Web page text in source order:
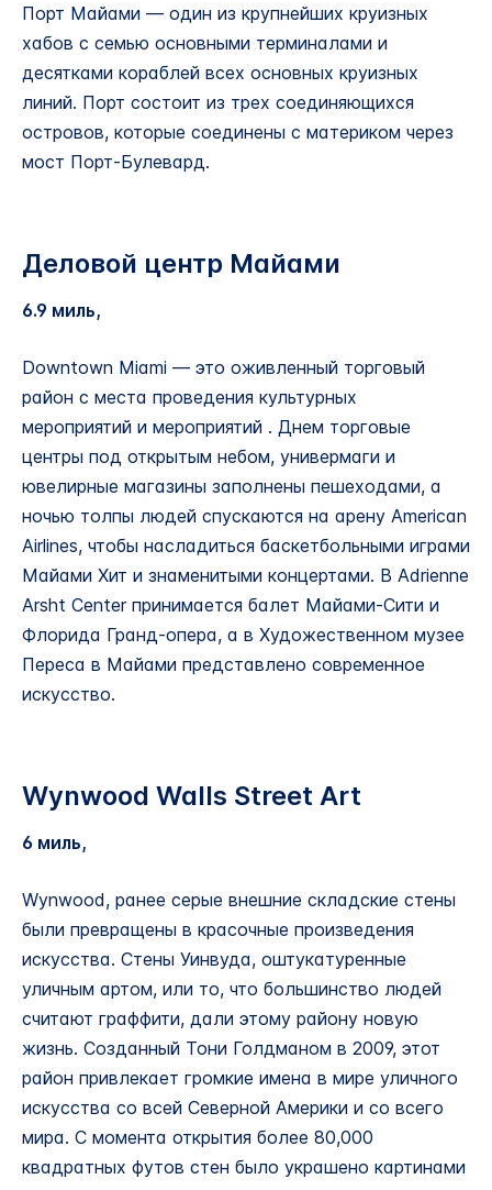
Порт Майами — один из крупнейших круизных
хабов с семью основными терминалами и
десятками кораблей всех основных круизных
линий. Порт состоит из трех соединяющихся
островов, которые соединены с материком через
мост Порт-Булевард.
Деловой центр Майами
6.9 миль,
Downtown Miami — это оживленный торговый
район с места проведения культурных
мероприятий и мероприятий . Днем торговые
центры под открытым небом, универмаги и
ювелирные магазины заполнены пешеходами, а
ночью толпы людей спускаются на арену American
Airlines, чтобы насладиться баскетбольными играми
Майами Хит и знаменитыми концертами. В Adrienne
Arsht Center принимается балет Майами-Сити и
Флорида Гранд-опера, а в Художественном музее
Переса в Майами представлено современное
искусство.
Wynwood Walls Street Art
6 миль,
Wynwood, ранее серые внешние складские стены
были превращены в красочные произведения
искусства. Стены Уинвуда, оштукатуренные
уличным артом, или то, что большинство людей
считают граффити, дали этому району новую
жизнь. Созданный Тони Голдманом в 2009, этот
район привлекает громкие имена в мире уличного
искусства со всей Северной Америки и со всего
мира. С момента открытия более 80,000
квадратных футов стен было украшено картинами